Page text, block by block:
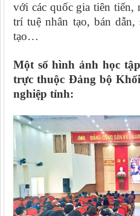
với các quốc gia tiên tiến,
trí tuệ nhân tạo, bán
tạo…
Một số hình ảnh học
trực thuộc Đảng bộ
nghiệp tỉnh: